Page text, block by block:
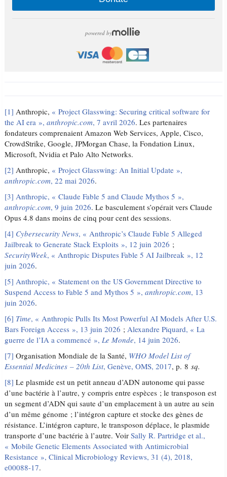
powered by
[1] Anthropic, « Project Glasswing: Securing critical software for
the AI era »,anthropic.com, 7 avril 2026. Les partenaires
fondateurs comprenaient Amazon Web Services, Apple, Cisco,
CrowdStrike, Google, JPMorgan Chase, la Fondation Linux,
Microsoft, Nvidia et Palo Alto Networks.
[2] Anthropic, « Project Glasswing: An Initial Update »,
anthropic.com, 22 mai 2026.
[3] Anthropic, « Claude Fable 5 and Claude Mythos 5 »,
anthropic.com, 9 juin 2026. Le basculement s’opérait vers Claude
Opus 4.8 dans moins de cinq pour cent des sessions.
[4] Cybersecurity News, « Anthropic’s Claude Fable 5 Alleged
Jailbreak to Generate Stack Exploits », 12 juin 2026 ;
SecurityWeek, « Anthropic Disputes Fable 5 AI Jailbreak », 12
juin 2026.
[5] Anthropic, « Statement on the US Government Directive to
Suspend Access to Fable 5 and Mythos 5 »,anthropic.com, 13
juin 2026.
[6] Time, « Anthropic Pulls Its Most Powerful AI Models After U.S.
Bars Foreign Access », 13 juin 2026 ; Alexandre Piquard, « La
guerre de l’IA a commencé », Le Monde, 14 juin 2026.
[7] Organisation Mondiale de la Santé, WHO Model List of
Essential Medicines – 20th List, Genève, OMS, 2017, p. 8sq.
[8] Le plasmide est un petit anneau d’ADN autonome qui passe
d’une bactérie à l’autre, y compris entre espèces ; le transposon est
un segment d’ADN qui saute d’un emplacement à un autre au sein
d’un même génome ; l’intégron capture et stocke des gènes de
résistance. L’intégron capture, le transposon déplace, le plasmide
transporte d’une bactérie à l’autre. VoirSally R. Partridge et al.,
« Mobile Genetic Elements Associated with Antimicrobial
Resistance », Clinical Microbiology Reviews, 31 (4), 2018,
e00088-17.